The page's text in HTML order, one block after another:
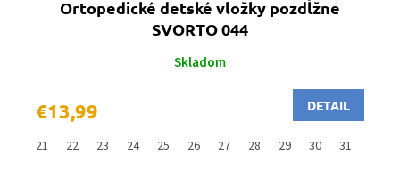
Ortopedické detské vložky pozdĺžne
SVORTO 044
Skladom
€13,99 DETAIL
21 22 23 24 25 26 27 28 29 30 31